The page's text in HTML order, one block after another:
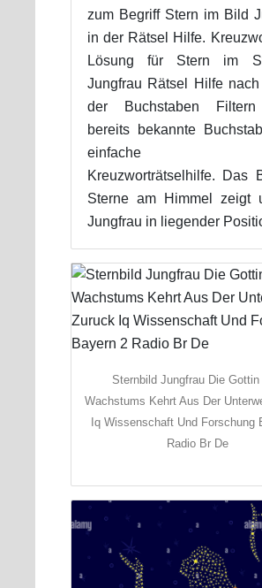
zum Begriff Stern im Bild
in der Rätsel Hilfe.
Lösung für Stern im
Jungfrau Rätsel Hilfe nach
der Buchstaben
bereits bekannte
einfache
Kreuzworträtselhilfe. Das
Sterne am Himmel zeigt
Jungfrau in liegender
Sternbild Jungfrau Die Gottin
Wachstums Kehrt Aus Der
Iq Wissenschaft Und Forschung
Radio Br De